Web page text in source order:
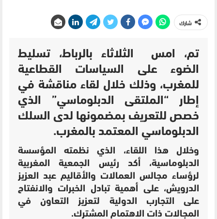
شارك
تم، امس الثلاثاء بالرباط، تسليط
الضوء على السياسات القطاعية
للمغرب، وذلك خلال لقاء مناقشة في
إطار “الملتقى الدبلوماسي” الذي
خصص للتعريف بمضمونها لدى السلك
الدبلوماسي المعتمد بالمغرب.
وخلال هذا اللقاء، الذي نظمته المؤسسة
الدبلوماسية، أكد رئيس الجمعية المغربية
لرؤساء مجالس العمالات والأقاليم عبد العزيز
الدرويش، على أهمية تبادل الخبرات والانفتاح
على التجارب الدولية لتعزيز التعاون في
المجالات ذات الاهتمام المشترك.